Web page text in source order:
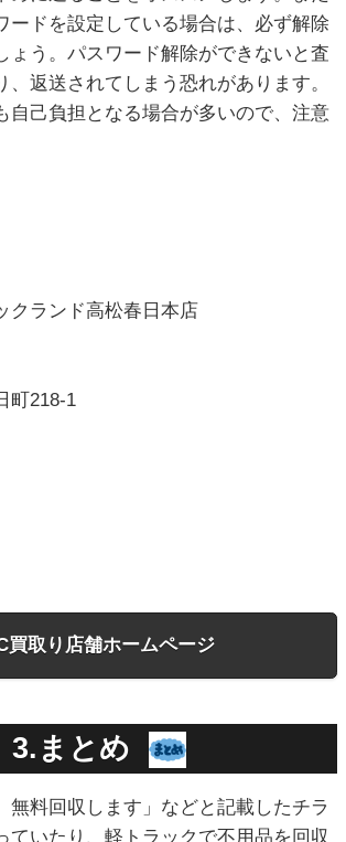
ードを設定している場合は、必ず解除
ょう。パスワード解除ができないと査
、返送されてしまう恐れがあります。
自己負担となる場合が多いので、注意
ランド高松春日本店
町218-1
買取り店舗ホームページ
3.まとめ
料回収します」などと記載したチラ
ていたり、軽トラックで不用品を回収